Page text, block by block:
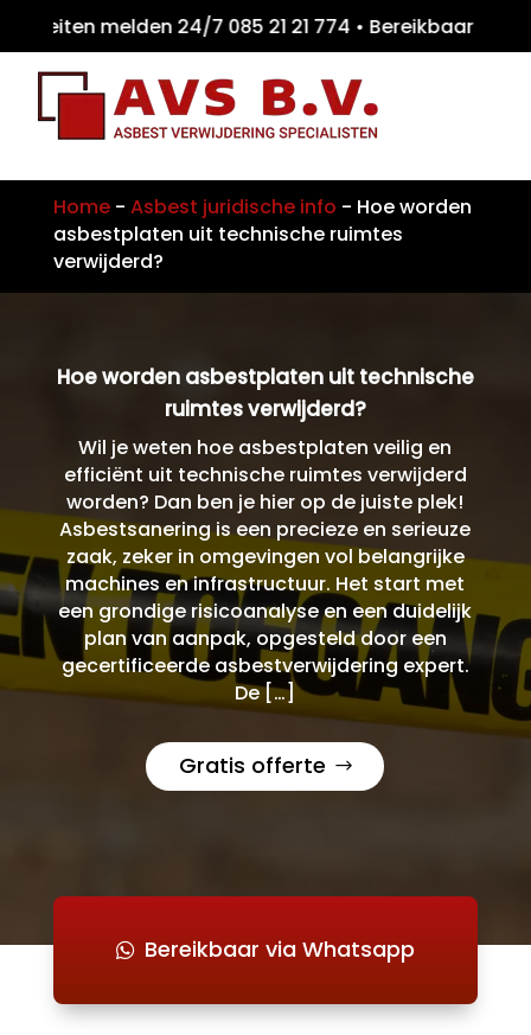
melden 24/7 085 21 21 774 •
Home- Asbest juridische info - Hoe worden
asbestplaten uit technische ruimtes
verwijderd?
Hoe worden asbestplaten uit technische
ruimtes verwijderd?
Wil je weten hoe asbestplaten veilig en
efficiënt uit technische ruimtes verwijderd
worden? Dan ben je hier op de juiste plek!
Asbestsanering is een precieze en serieuze
zaak, zeker in omgevingen vol belangrijke
machines en infrastructuur. Het start met
een grondige risicoanalyse en een duidelijk
plan van aanpak, opgesteld door een
gecertificeerde asbestverwijdering expert.
De […]
Gratis offerte
Bereikbaar via Whatsapp